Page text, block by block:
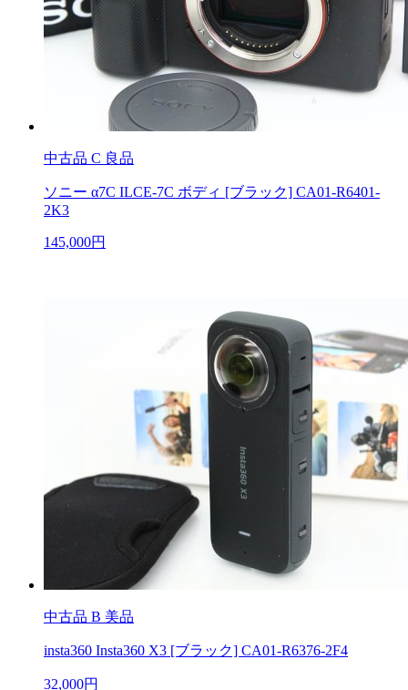
中古品 C 良品
ソニー α7C ILCE-7C ボディ [ブラック] CA01-R6401-
2K3
145,000円
中古品 B 美品
insta360 Insta360 X3 [ブラック] CA01-R6376-2F4
32,000円